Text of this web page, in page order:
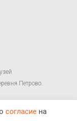
Петрово.
согласие на